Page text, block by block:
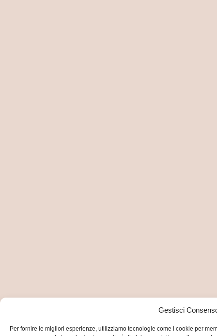
Gestisci
Per fornire le migliori esperienze, utilizziamo tecnologie come i cookie per